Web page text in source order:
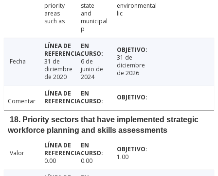
priority
areas
such as
state
and
municipal
p
environmental
lic
Fecha
31 de
diciembre
de 2020
6 de
junio de
2024
31 de
diciembre
de 2026
Comentar
18. Priority sectors that have implemented strategic
workforce planning and skills assessments
Valor
0.00
0.00 1.00